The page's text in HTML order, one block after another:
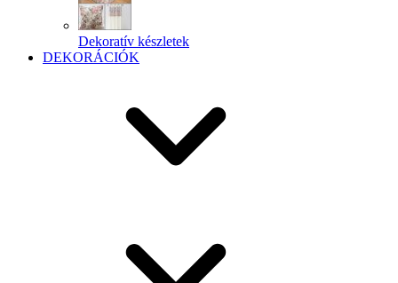
Dekoratív készletek
DEKORÁCIÓK